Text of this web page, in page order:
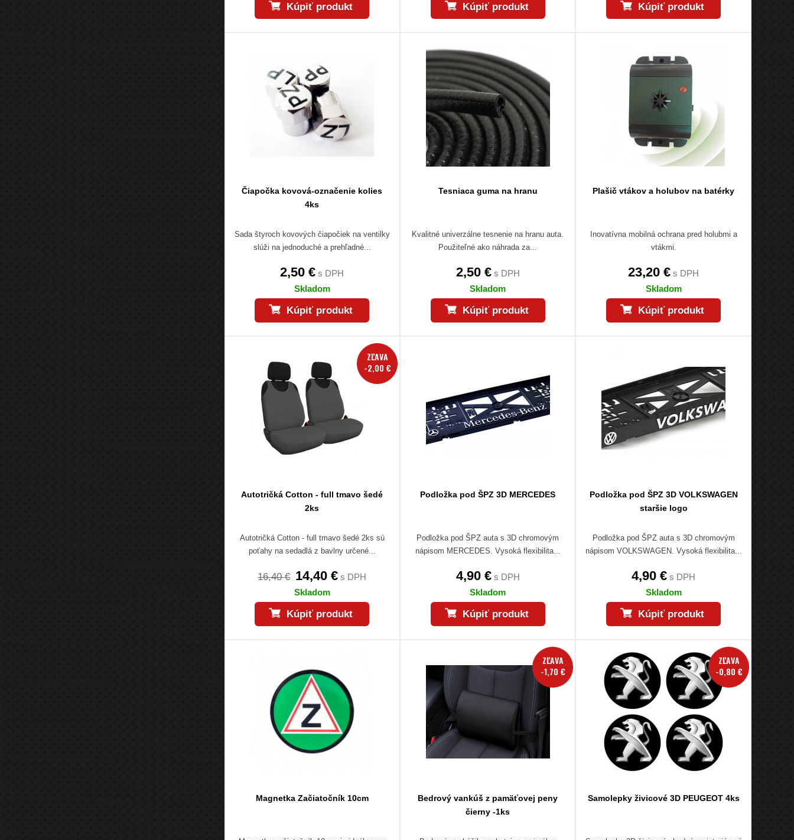
Kúpiť produkt Kúpiť produkt Kúpiť produkt
Čiapočka kovová-označenie kolies
4ks
Sada štyroch kovových čiapočiek na ventilky
slúži na jednoduché a prehľadné...
2,50 € s DPH
Skladom
Kúpiť produkt
Tesniaca guma na hranu
Kvalitné univerzálne tesnenie na hranu auta.
Použiteľné ako náhrada za...
2,50 €s DPH
Skladom
Kúpiť produkt
Plašič vtákov a holubov na batérky
Inovatívna mobilná ochrana pred holubmi a
vtákmi.
23,20 € s DPH
Skladom
Kúpiť produkt
ZĽAVA
-2,00 €
Autotričká Cotton - full tmavo šedé
2ks
Autotričká Cotton - full tmavo šedé 2ks sú
poťahy na sedadlá z bavlny určené...
16,40 € 14,40 € s DPH
Skladom
Kúpiť produkt
Podložka pod ŠPZ 3D MERCEDES
Podložka pod ŠPZ auta s 3D chromovým
nápisom MERCEDES. Vysoká flexibilita...
4,90 €s DPH
Skladom
Kúpiť produkt
Podložka pod ŠPZ 3D VOLKSWAGEN
staršie logo
Podložka pod ŠPZ auta s 3D chromovým
nápisom VOLKSWAGEN. Vysoká flexibilita...
4,90 € s DPH
Skladom
Kúpiť produkt
Magnetka Začiatočník 10cm
ZĽAVA
-1,70 €
Bedrový vankúš z pamäťovej peny
čierny -1ks
ZĽAVA
-0,80 €
Samolepky živicové 3D PEUGEOT 4ks